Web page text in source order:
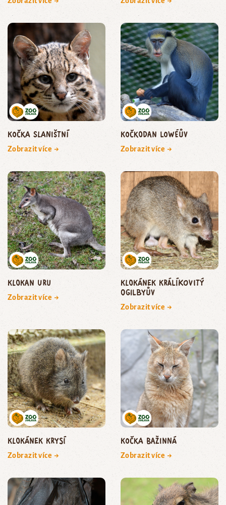
kočka slaništní
Zobrazit více →
kočkodan Lowéův
Zobrazit více →
klokan uru
Zobrazit více →
klokánek králíkovitý
Ogilbyův
Zobrazit více →
klokánek krysí
Zobrazit více →
kočka bažinná
Zobrazit více →